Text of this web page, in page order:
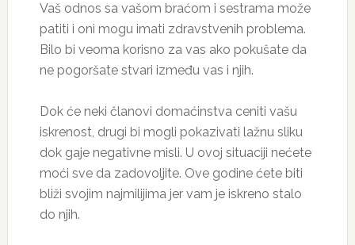
Vaš odnos sa vašom braćom i sestrama može
patiti i oni mogu imati zdravstvenih problema.
Bilo bi veoma korisno za vas ako pokušate da
ne pogoršate stvari između vas i njih.
Dok će neki članovi domaćinstva ceniti vašu
iskrenost, drugi bi mogli pokazivati lažnu sliku
dok gaje negativne misli. U ovoj situaciji nećete
moći sve da zadovoljite. Ove godine ćete biti
bliži svojim najmilijima jer vam je iskreno stalo
do njih.